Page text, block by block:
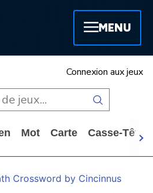
MENU
Connexion aux jeux
Mot Carte Casse-Tête
Crossword by Cincinnus